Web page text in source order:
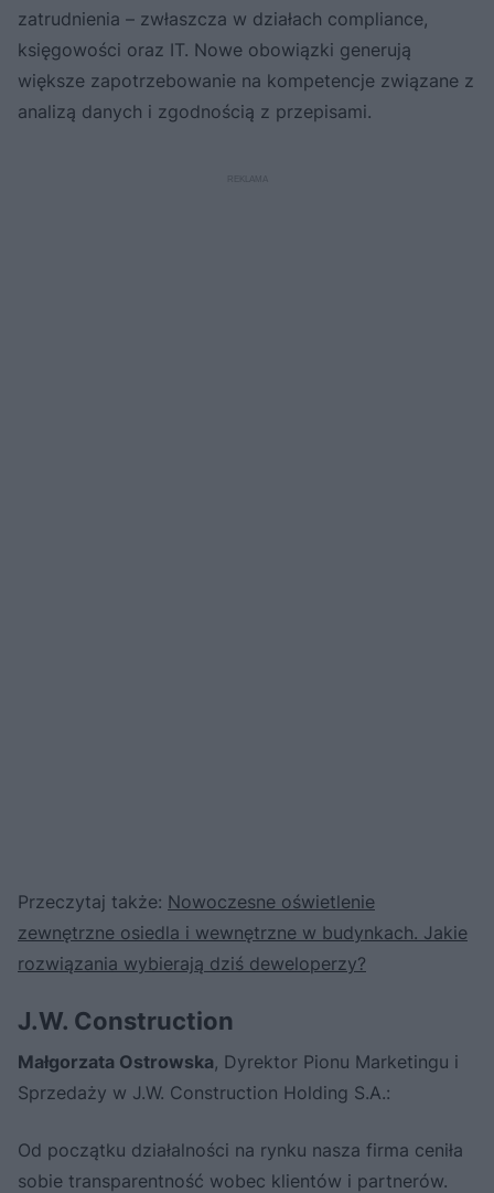
zatrudnienia – zwłaszcza w działach compliance,
księgowości oraz IT. Nowe obowiązki generują
większe zapotrzebowanie na kompetencje związane z
analizą danych i zgodnością z przepisami.
Przeczytaj także: Nowoczesne oświetlenie
zewnętrzne osiedla i wewnętrzne w budynkach. Jakie
rozwiązania wybierają dziś deweloperzy?
J.W. Construction
Małgorzata Ostrowska, Dyrektor Pionu Marketingu i
Sprzedaży w J.W. Construction Holding S.A.:
Od początku działalności na rynku nasza firma ceniła
sobie transparentność wobec klientów i partnerów.